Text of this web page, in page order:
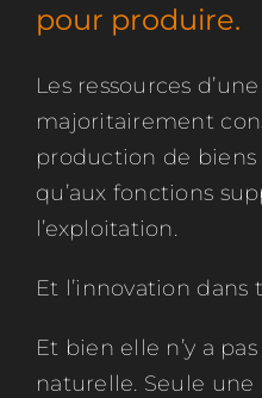
pour produire.
Les ressources
majoritairement
production de biens
qu’aux fonctions
l’exploitation.
Et l’innovation dans
Et bien elle n’y a
naturelle. Seule